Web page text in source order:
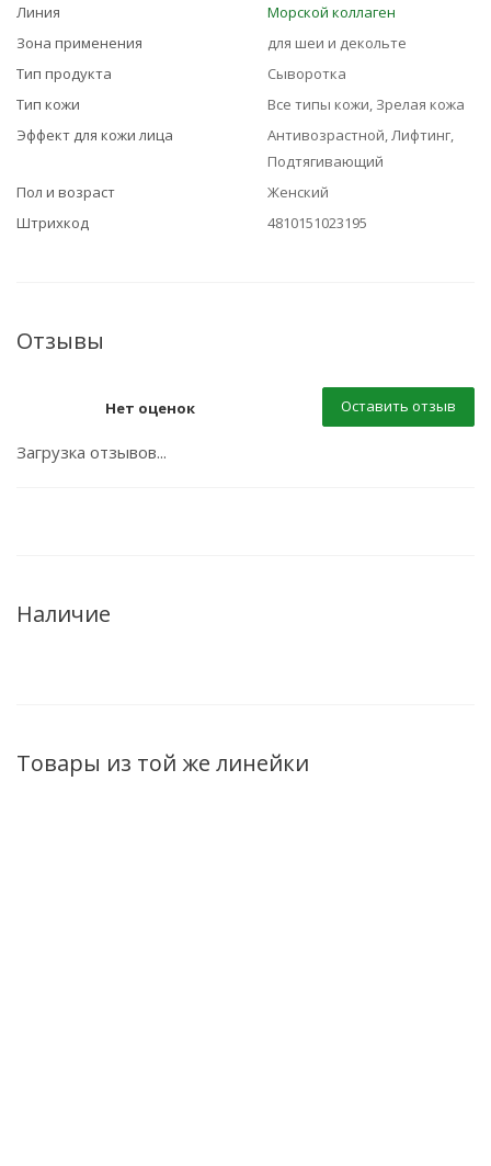
Линия
Морской коллаген
Зона применения
для шеи и декольте
Тип продукта
Сыворотка
Тип кожи
Все типы кожи, Зрелая кожа
Эффект для кожи лица
Антивозрастной, Лифтинг,
Подтягивающий
Пол и возраст
Женский
Штрихкод
4810151023195
Отзывы
Нет оценок Оставить отзыв
Загрузка отзывов...
Наличие
Товары из той же линейки